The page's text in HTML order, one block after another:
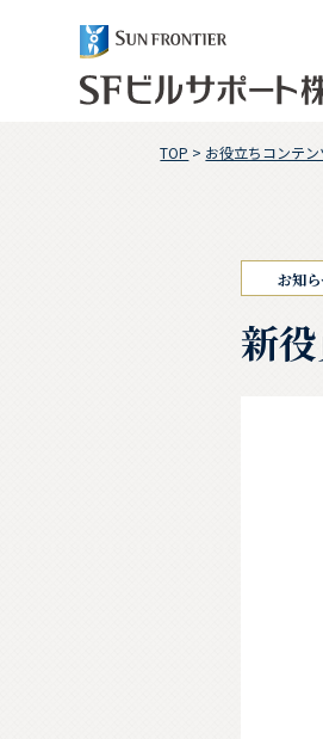
TOP > お役立ちコンテン
お知
新